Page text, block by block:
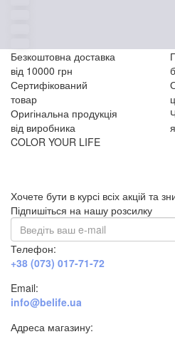
Безкоштовна доставка
від 10000 грн
Сертифікований
товар
Оригінальна продукція
від виробника
COLOR YOUR LIFE
Хочете бути в курсі всіх акцій та
Підпишіться на нашу розсилку
Телефон:
+38 (073) 017-71-72
Email:
info@belife.ua
Адреса магазину: